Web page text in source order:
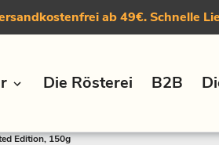
ab 49€. Schnelle
Die Rösterei B2B
Edition, 150g